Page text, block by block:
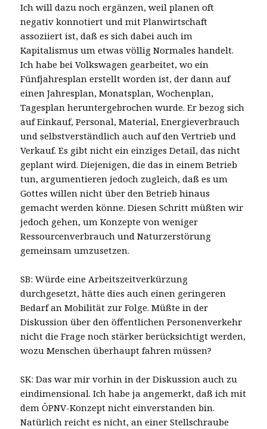
Ich will dazu noch ergänzen, weil planen oft
negativ konnotiert und mit Planwirtschaft
assoziiert ist, daß es sich dabei auch im
Kapitalismus um etwas völlig Normales handelt.
Ich habe bei Volkswagen gearbeitet, wo ein
Fünfjahresplan erstellt worden ist, der dann auf
einen Jahresplan, Monatsplan, Wochenplan,
Tagesplan heruntergebrochen wurde. Er bezog sich
auf Einkauf, Personal, Material, Energieverbrauch
und selbstverständlich auch auf den Vertrieb und
Verkauf. Es gibt nicht ein einziges Detail, das nicht
geplant wird. Diejenigen, die das in einem Betrieb
tun, argumentieren jedoch zugleich, daß es um
Gottes willen nicht über den Betrieb hinaus
gemacht werden könne. Diesen Schritt müßten wir
jedoch gehen, um Konzepte von weniger
Ressourcenverbrauch und Naturzerstörung
gemeinsam umzusetzen.
SB: Würde eine Arbeitszeitverkürzung
durchgesetzt, hätte dies auch einen geringeren
Bedarf an Mobilität zur Folge. Müßte in der
Diskussion über den öffentlichen Personenverkehr
nicht die Frage noch stärker berücksichtigt werden,
wozu Menschen überhaupt fahren müssen?
SK: Das war mir vorhin in der Diskussion auch zu
eindimensional. Ich habe ja angemerkt, daß ich mit
dem ÖPNV-Konzept nicht einverstanden bin.
Natürlich reicht es nicht, an einer Stellschraube